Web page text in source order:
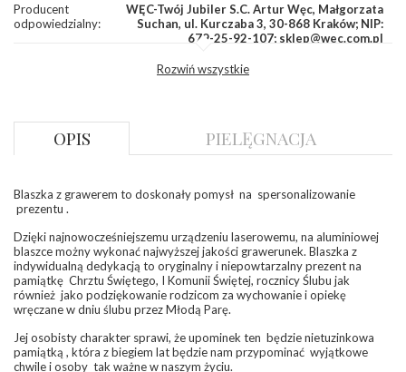
Producent
odpowiedzialny:
WĘC-Twój Jubiler S.C. Artur Węc, Małgorzata
Suchan, ul. Kurczaba 3, 30-868 Kraków; NIP:
679-25-92-107; sklep@wec.com.pl
Elementy w wyrobie wykonane z białego złota
Rozwiń wszystkie
OPIS PIELĘGNACJA
Blaszka z grawerem to doskonały pomysł na spersonalizowanie
prezentu .
Dzięki najnowocześniejszemu urządzeniu laserowemu, na aluminiowej
blaszce możny wykonać najwyższej jakości grawerunek. Blaszka z
indywidualną dedykacją to oryginalny i niepowtarzalny prezent na
pamiątkę Chrztu Świętego, I Komunii Świętej, rocznicy Ślubu jak
również jako podziękowanie rodzicom za wychowanie i opiekę
wręczane w dniu ślubu przez Młodą Parę.
Jej osobisty charakter sprawi, że upominek ten będzie nietuzinkowa
pamiątką , która z biegiem lat będzie nam przypominać wyjątkowe
chwile i osoby tak ważne w naszym życiu.